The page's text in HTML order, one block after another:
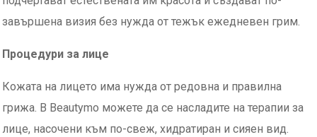
завършена визия без нужда от тежък ежедневен грим.
Процедури за лице
Кожата на лицето има нужда от редовна и правилна
грижа. В Beautymo можете да се насладите на терапии за
лице, насочени към по-свеж, хидратиран и сияен вид.